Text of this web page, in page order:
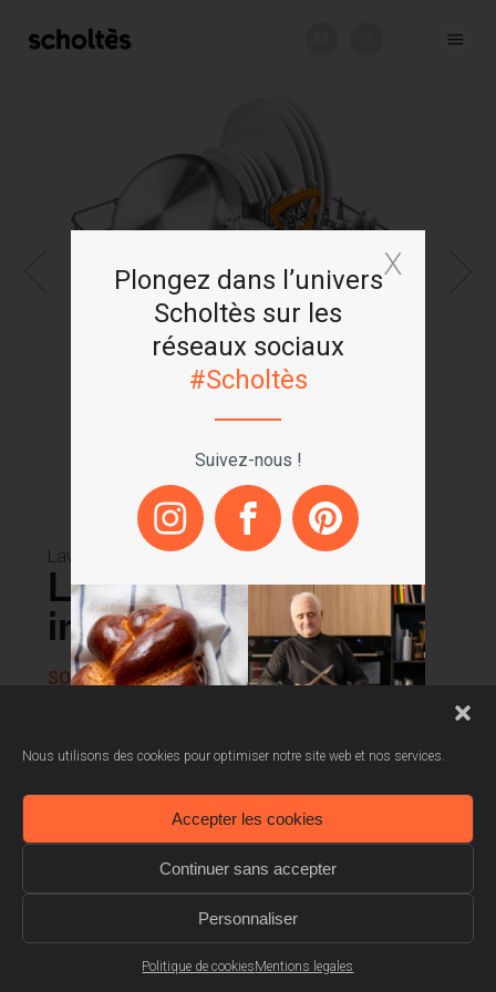
Nous utilisons des cookies pour optimiser notre site web et nos services.
Accepter les cookies
Continuer sans accepter
Personnaliser
Politique de cookiesMentions legales
Lave-Vaisselle
Lave-vaisselle tout
intégrable
SODV1410F
Séchage +
1/2 charge
Plongez dans l’univers
Scholtès sur les
réseaux sociaux
#Scholtès
Suivez-nous !